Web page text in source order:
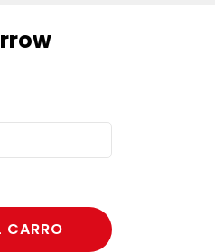
CARRO